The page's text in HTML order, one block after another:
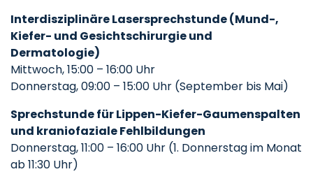
Interdisziplinäre Lasersprechstunde (Mund-,
Kiefer- und Gesichtschirurgie und
Dermatologie)
Mittwoch, 15:00 – 16:00 Uhr
Donnerstag, 09:00 – 15:00 Uhr (September bis Mai)
Sprechstunde für Lippen-Kiefer-Gaumenspalten
und kraniofaziale Fehlbildungen
Donnerstag, 11:00 – 16:00 Uhr (1. Donnerstag im Monat
ab 11:30 Uhr)